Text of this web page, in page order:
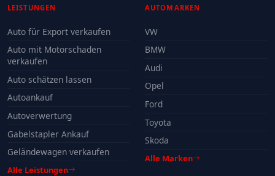
LEISTUNGEN
Auto für Export verkaufen
Auto mit Motorschaden
verkaufen
Auto schätzen lassen
Autoankauf
Autoverwertung
Gabelstapler Ankauf
Geländewagen verkaufen
Alle Leistungen
AUTOMARKEN
VW
BMW
Audi
Opel
Ford
Toyota
Skoda
Alle Marken